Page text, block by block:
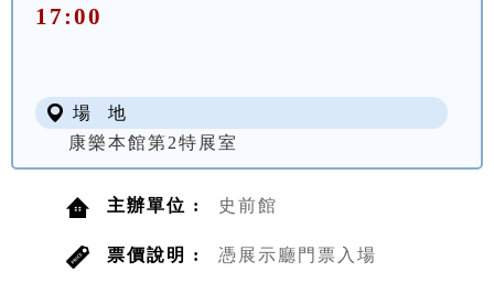
17:00
場 地
康樂本館第2特展室
主辦單位 : 史前館
票價說明 : 憑展示廳門票入場